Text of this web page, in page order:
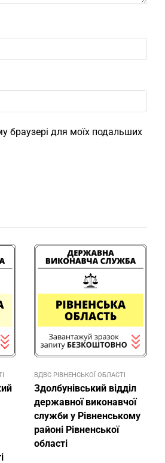
браузері для моїх подальших
ВДВС РІВНЕНСЬКОЇ ОБЛАСТІ
Здолбунівський відділ
державної виконавчої
служби у Рівненському
районі Рівненської
області